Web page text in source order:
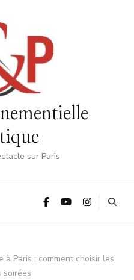
sur Paris
Paris : comment choisir les
soirées